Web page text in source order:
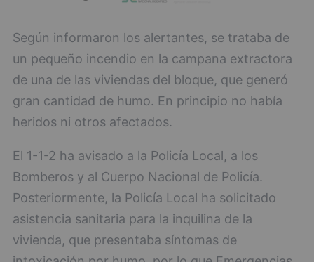
Según informaron los alertantes, se trataba de
un pequeño incendio en la campana extractora
de una de las viviendas del bloque, que generó
gran cantidad de humo. En principio no había
heridos ni otros afectados.
El 1-1-2 ha avisado a la Policía Local, a los
Bomberos y al Cuerpo Nacional de Policía.
Posteriormente, la Policía Local ha solicitado
asistencia sanitaria para la inquilina de la
vivienda, que presentaba síntomas de